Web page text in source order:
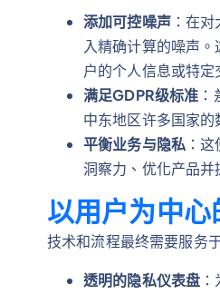
添加可控噪声：在对
入精确计算的噪声
户的个人信息或特定
满足GDPR级标准
中东地区许多国家
平衡业务与隐私 ：
洞察力、优化产品并
以用户为中
技术和流程最终需要服务
透明的隐私仪表盘